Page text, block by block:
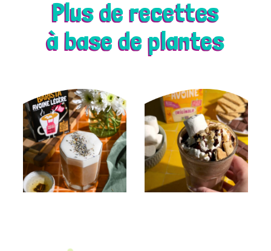
Plus de recettes
à base de plantes